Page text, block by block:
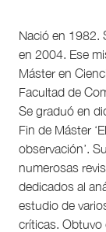
Nació en 1982.
en 2004. Ese
Máster en
Facultad de
Se graduó en
Fin de Máster
observación’.
numerosas
dedicados al
estudio de
críticas. Obtuvo